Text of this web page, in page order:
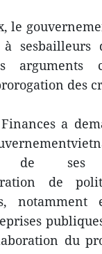
le
à sesbailleurs
des
a
de ses
de
notamment
du